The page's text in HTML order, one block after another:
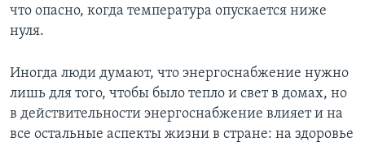
что опасно, когда температура опускается ниже
нуля.
Иногда люди думают, что энергоснабжение нужно
лишь для того, чтобы было тепло и свет в домах, но
в действительности энергоснабжение влияет и на
все остальные аспекты жизни в стране: на здоровье